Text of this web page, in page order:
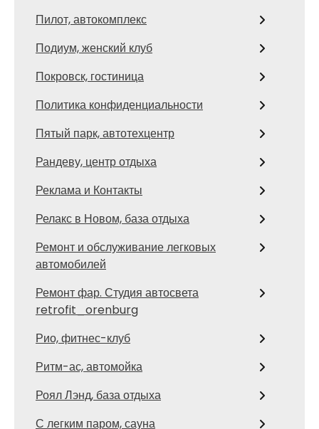
Пилот, автокомплекс
Подиум, женский клуб
Покровск, гостиница
Политика конфиденциальности
Пятый парк, автотехцентр
Рандеву, центр отдыха
Реклама и Контакты
Релакс в Новом, база отдыха
Ремонт и обслуживание легковых
автомобилей
Ремонт фар. Студия автосвета
retrofit_orenburg
Рио, фитнес-клуб
Ритм-ас, автомойка
Роял Лэнд, база отдыха
С легким паром, сауна